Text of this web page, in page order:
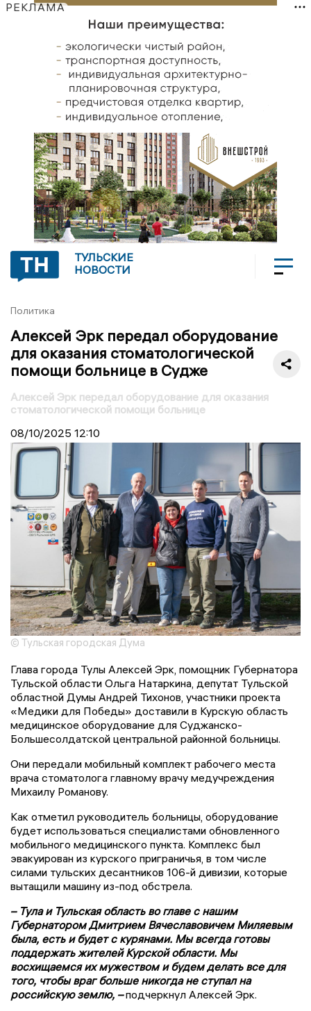
РЕКЛАМА
ТУЛЬСКИЕ
НОВОСТИ
Политика
Алексей Эрк передал оборудование
для оказания стоматологической
помощи больнице в Судже
Алексей Эрк передал оборудование для оказания
стоматологической помощи больнице
08/10/2025 12:10
© Тульская городская Дума
Глава города Тулы Алексей Эрк, помощник Губернатора
Тульской области Ольга Натаркина, депутат Тульской
областной Думы Андрей Тихонов, участники проекта
«Медики для Победы» доставили в Курскую область
медицинское оборудование для Суджанско-
Большесолдатской центральной районной больницы.
Они передали мобильный комплект рабочего места
врача стоматолога главному врачу медучреждения
Михаилу Романову.
Как отметил руководитель больницы, оборудование
будет использоваться специалистами обновленного
мобильного медицинского пункта. Комплекс был
эвакуирован из курского приграничья, в том числе
силами тульских десантников 106-й дивизии, которые
вытащили машину из-под обстрела.
– Тула и Тульская область во главе с нашим
Губернатором Дмитрием Вячеславовичем Миляевым
была, есть и будет с курянами. Мы всегда готовы
поддержать жителей Курской области. Мы
восхищаемся их мужеством и будем делать все для
того, чтобы враг больше никогда не ступал на
российскую землю, –подчеркнул Алексей Эрк.